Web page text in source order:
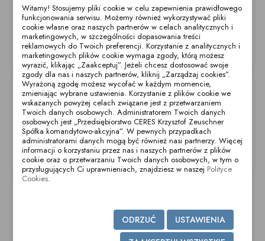
Zawór dławiący L/M
DN25 304 P NBR
Zawór dławiący L/M
DN80 304 P NBR
Zawór dławiący L/M
DN32 304 P NBR
Zawór dławiący L/M
DN40 304 P NBR
Zawór dławiący L/M
DN50 304 P NBR
Przepustnica L/M
DN100 304 P NBR
Witamy! Stosujemy pliki cookie w celu zapewnienia prawidłowego
funkcjonowania serwisu. Możemy również wykorzystywać pliki
cookie własne oraz naszych partnerów w celach analitycznych i
marketingowych, w szczególności dopasowania treści
reklamowych do Twoich preferencji. Korzystanie z analitycznych i
marketingowych plików cookie wymaga zgody, którą możesz
wyrazić, klikając „Zaakceptuj”. Jeżeli chcesz dostosować swoje
zgody dla nas i naszych partnerów, kliknij „Zarządzaj cookies”.
Wyrażoną zgodę możesz wycofać w każdym momencie,
zmieniając wybrane ustawienia. Korzystanie z plików cookie we
wskazanych powyżej celach związane jest z przetwarzaniem
Twoich danych osobowych. Administratorem Twoich danych
osobowych jest „Przedsiębiorstwo CERES Krzysztof Zeuschner
Spółka komandytowo-akcyjna”. W pewnych przypadkach
administratorami danych mogą być również nasi partnerzy. Więcej
informacji o korzystaniu przez nas i naszych partnerów z plików
cookie oraz o przetwarzaniu Twoich danych osobowych, w tym o
przysługujących Ci uprawnieniach, znajdziesz w naszej Polityce
Cookies.
USTAWIENIA
ODRZUĆ